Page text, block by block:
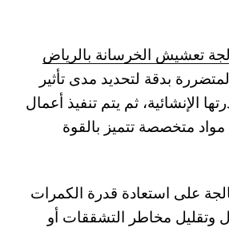
تعشيش الخرسانة بالرياض
بدقة لتحديد مدى تأثير
الإنشائية، ثم يتم تنفيذ أعمال
مواد متخصصة تتميز بالقوة
على استعادة قدرة الكمرات
وتقليل مخاطر التشققات أو